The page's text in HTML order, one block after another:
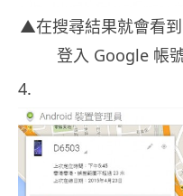
▲在搜尋結果就會看
登入 Google 帳
4.